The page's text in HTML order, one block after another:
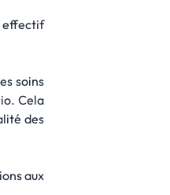
effectif
soins
Cela
des
aux